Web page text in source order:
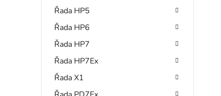
Řada HP5
Řada HP6
Řada HP7
Řada HP7Ex
Řada X1